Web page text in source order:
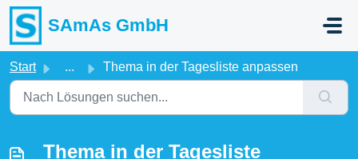
Zum hauptsächlichen Inhalt gehen
SAmAs GmbH
Start ... Thema in der Tagesliste anpassen
Thema in der Tagesliste